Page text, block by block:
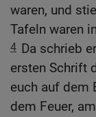
waren, und
Tafeln waren
4 Da schrieb
ersten Schrift
euch auf dem
dem Feuer,